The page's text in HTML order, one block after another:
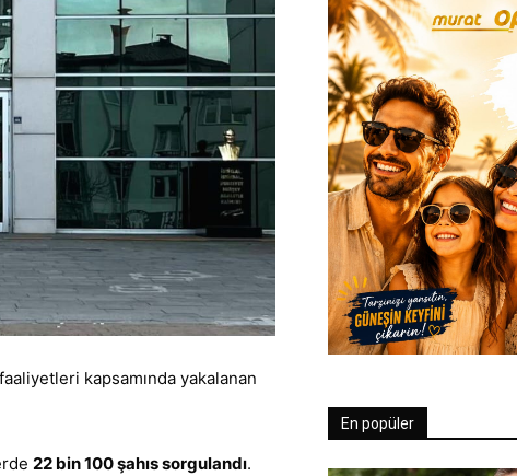
kapsamında yakalanan
22 bin 100 şahıs sorgulandı.
En popüler